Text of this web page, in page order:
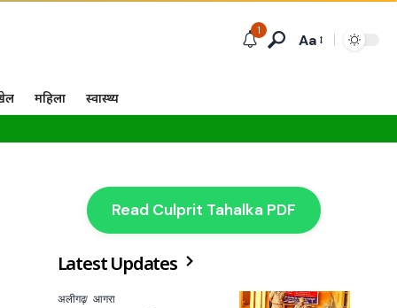
1
Aa
महिला स्वास्थ्य
Read Culprit Tahalka PDF
Latest Updates
अलीगढ़ आगरा